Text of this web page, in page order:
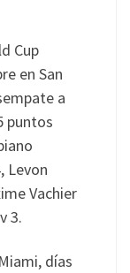
Cup
en San
a
puntos
Levon
Vachier
3.
días